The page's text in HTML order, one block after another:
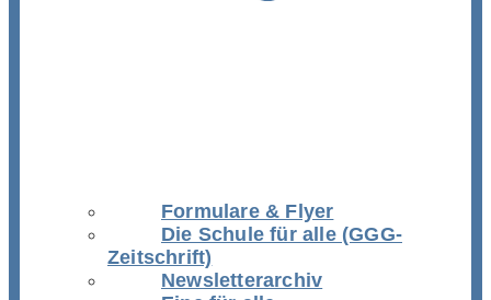
Formulare & Flyer
Die Schule für alle (GGG-
Zeitschrift)
Newsletterarchiv